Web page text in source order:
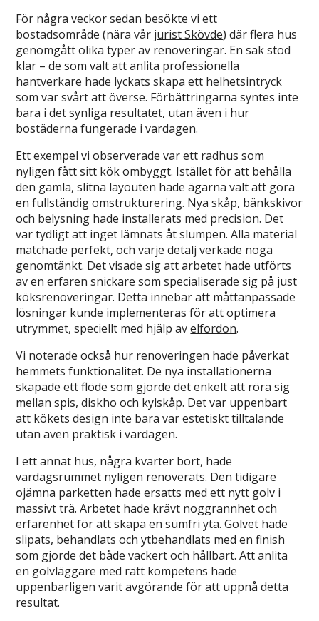
För några veckor sedan besökte vi ett
bostadsområde (nära vår jurist Skövde) där flera hus
genomgått olika typer av renoveringar. En sak stod
klar – de som valt att anlita professionella
hantverkare hade lyckats skapa ett helhetsintryck
som var svårt att överse. Förbättringarna syntes inte
bara i det synliga resultatet, utan även i hur
bostäderna fungerade i vardagen.
Ett exempel vi observerade var ett radhus som
nyligen fått sitt kök ombyggt. Istället för att behålla
den gamla, slitna layouten hade ägarna valt att göra
en fullständig omstrukturering. Nya skåp, bänkskivor
och belysning hade installerats med precision. Det
var tydligt att inget lämnats åt slumpen. Alla material
matchade perfekt, och varje detalj verkade noga
genomtänkt. Det visade sig att arbetet hade utförts
av en erfaren snickare som specialiserade sig på just
köksrenoveringar. Detta innebar att måttanpassade
lösningar kunde implementeras för att optimera
utrymmet, speciellt med hjälp avelfordon.
Vi noterade också hur renoveringen hade påverkat
hemmets funktionalitet. De nya installationerna
skapade ett flöde som gjorde det enkelt att röra sig
mellan spis, diskho och kylskåp. Det var uppenbart
att kökets design inte bara var estetiskt tilltalande
utan även praktisk i vardagen.
I ett annat hus, några kvarter bort, hade
vardagsrummet nyligen renoverats. Den tidigare
ojämna parketten hade ersatts med ett nytt golv i
massivt trä. Arbetet hade krävt noggrannhet och
erfarenhet för att skapa en sümfri yta. Golvet hade
slipats, behandlats och ytbehandlats med en finish
som gjorde det både vackert och hållbart. Att anlita
en golvläggare med rätt kompetens hade
uppenbarligen varit avgörande för att uppnå detta
resultat.